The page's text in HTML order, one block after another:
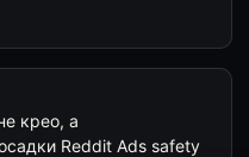
крео, а
Reddit Ads safety